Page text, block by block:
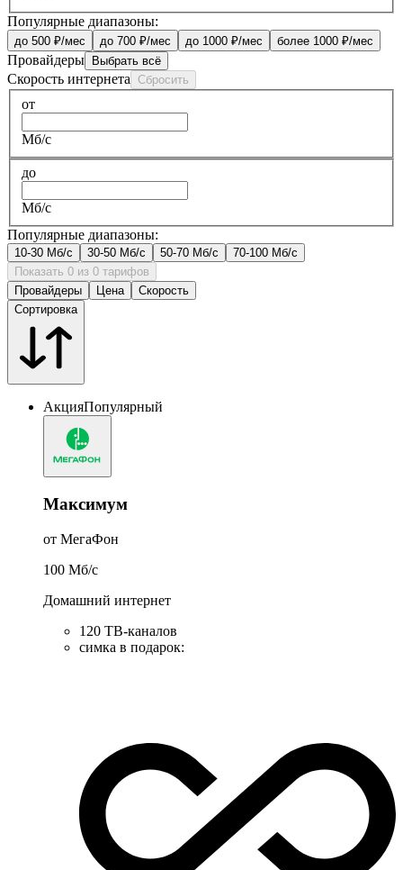
Популярные диапазоны:
до 500 ₽/мес до 700 ₽/мес до 1000 ₽/мес более 1000 ₽/мес
Провайдеры Выбрать всё
Скорость интернета Сбросить
от
Мб/с
до
Мб/с
Популярные диапазоны:
10-30 Мб/с 30-50 Мб/с 50-70 Мб/с
70-100 Мб/с
Показать 0 из 0 тарифов
Провайдеры
Цена
Скорость
Сортировка
АкцияПопулярный
Максимум
от МегаФон
100 Мб/c
Домашний интернет
120 ТВ-каналов
симка в подарок: